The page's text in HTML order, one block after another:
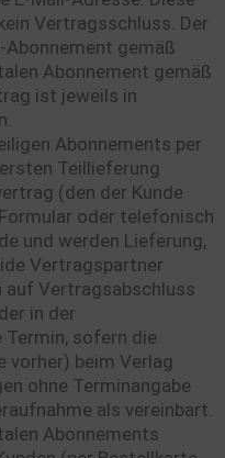
Vertragsschluss. Der
gemäß
Abonnement gemäß
ist jeweils in
Abonnements per
Teillieferung
(den der Kunde
oder telefonisch
und werden Lieferung,
Vertragspartner
auf Vertragsabschluss
in der
sofern die
vorher) beim Verlag
ohne Terminangabe
als vereinbart.
Abonnements